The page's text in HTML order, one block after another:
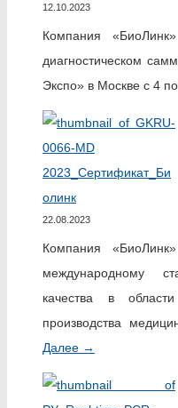
12.10.2023
Компания
диагностическом
Экспо» в Москве с 4
22.08.2023
Компания
международному
качества в
производства
Далее →